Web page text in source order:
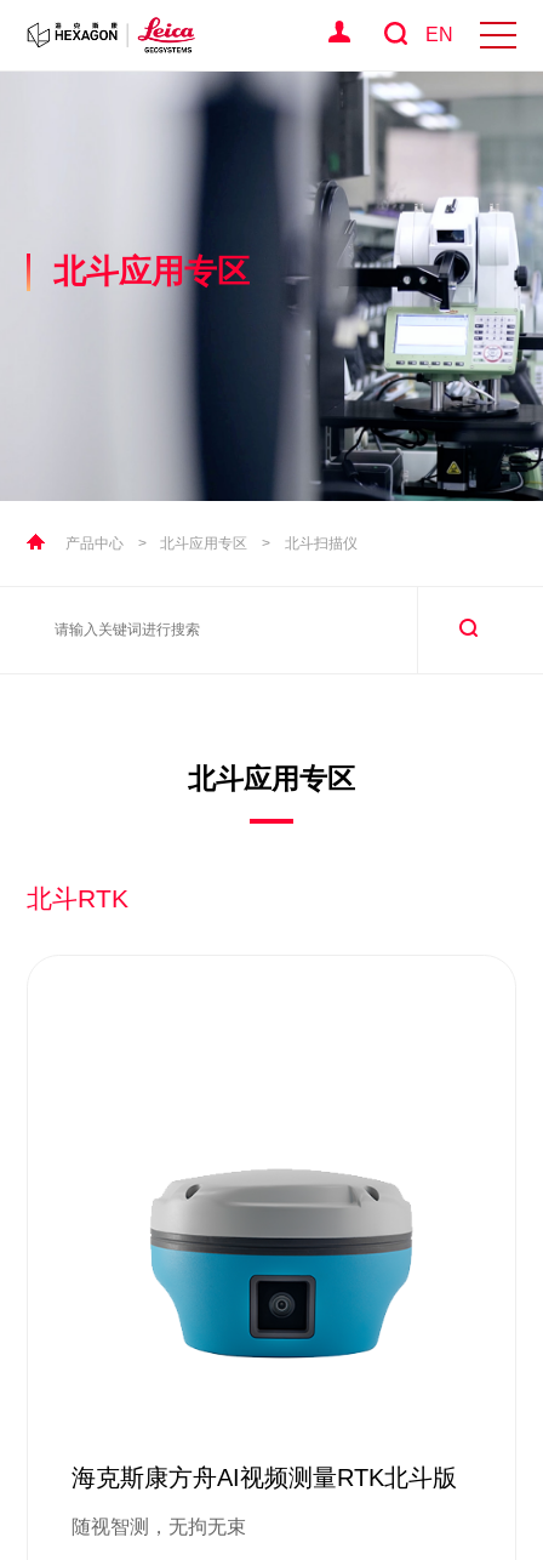
EN
北斗应用专区
产品中心 > 北斗应用专区 > 北斗扫描仪
北斗应用专区
北斗RTK
海克斯康方舟AI视频测量RTK北斗版
随视智测，无拘无束